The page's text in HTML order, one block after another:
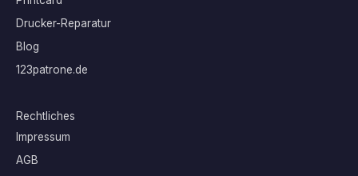
Drucker-Reparatur
Blog
123patrone.de
Rechtliches
Impressum
AGB